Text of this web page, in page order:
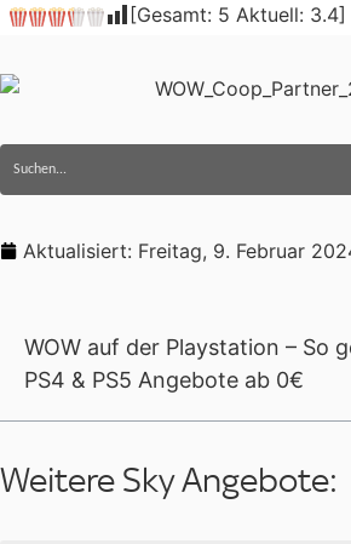
[Gesamt: 5 Aktuell: 3.4]
Aktualisiert: Freitag, 9. Februar
WOW auf der Playstation – So
PS4 & PS5 Angebote ab 0€
Weitere Sky Angebote: